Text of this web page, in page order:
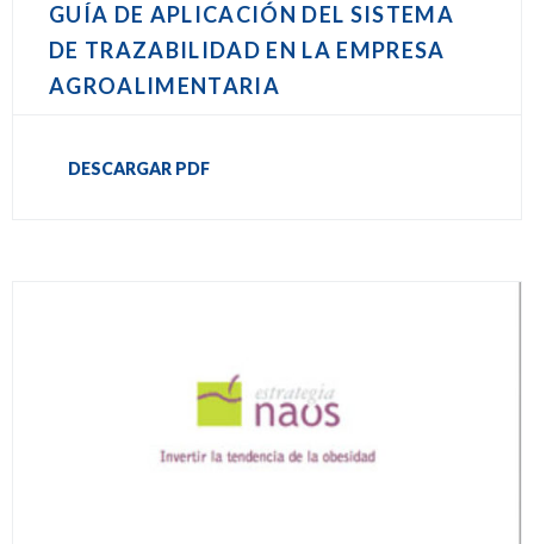
GUÍA DE APLICACIÓN DEL SISTEMA
DE TRAZABILIDAD EN LA EMPRESA
AGROALIMENTARIA
DESCARGAR PDF